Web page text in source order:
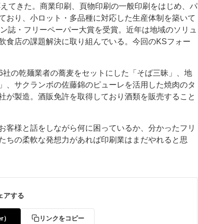
てきた。商業印刷、頁物印刷の一般印刷をはじめ、パ
おり、小ロット・多品種に対応した生産体制を築いて
誌・フリーペーパー大賞を受賞。近年は地域のソリュ
食店の課題解決に取り組んでいる。今回のKSフォー
の乾麺業者の蕎麦をセットにした「そば三昧」、地
、サクランボの佐藤錦のピューレを活用した焼肉のタ
が製造。酒販免許を取得しており酒類を販売すること
様と話をしながら何に困っているか、分かったフリ
ちの柔軟な発想力があれば印刷業はまだやれると思
アする
リンクをコピー